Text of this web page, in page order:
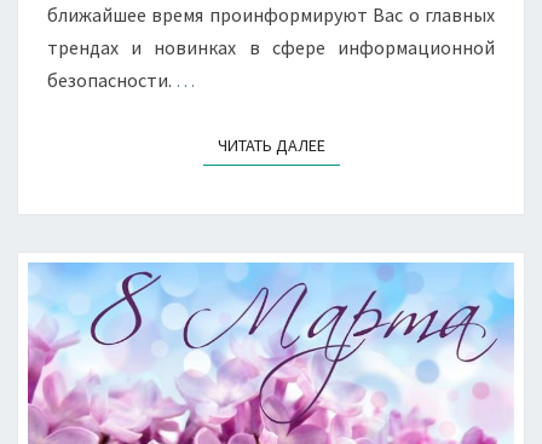
ближайшее время проинформируют Вас о главных
трендах и новинках в сфере информационной
безопасности. …
ЧИТАТЬ ДАЛЕЕЧИТАТЬ ДАЛЕЕ